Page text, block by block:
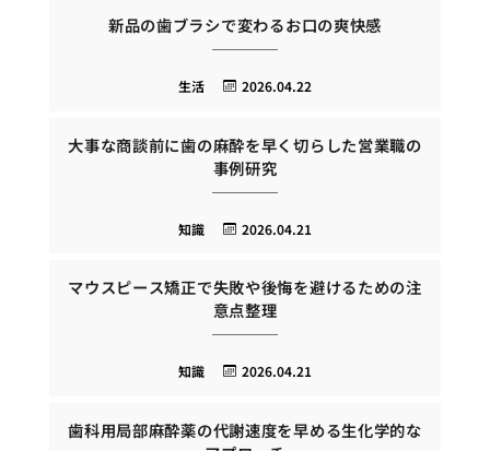
新品の歯ブラシで変わるお口の爽快感
2026.04.22
生活
大事な商談前に歯の麻酔を早く切らした営業職の
事例研究
2026.04.21
知識
マウスピース矯正で失敗や後悔を避けるための注
意点整理
2026.04.21
知識
歯科用局部麻酔薬の代謝速度を早める生化学的な